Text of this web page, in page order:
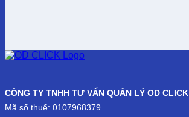
CÔNG TY TNHH TƯ VẤN QUẢN LÝ OD CLICK
Mã số thuế: 0107968379